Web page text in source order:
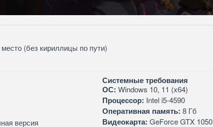
(без кириллицы по пути)
версия
Системные требования
ОС: Windows 10, 11 (x64)
Процессор: Intel i5-4590
Оперативная память: 8 Гб
Видеокарта: GeForce GTX 1050